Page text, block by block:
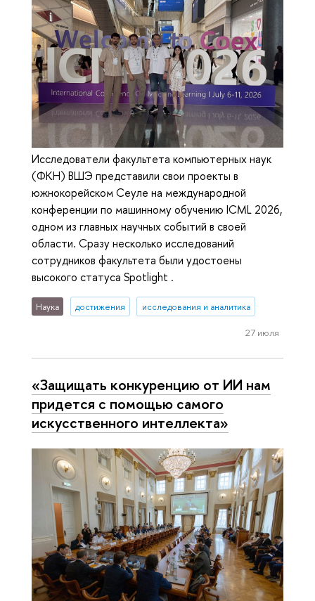
Исследователи факультета компьютерных наук
(ФКН) ВШЭ представили свои проекты в
южнокорейском Сеуле на международной
конференции по машинному обучению ICML 2026,
одном из главных научных событий в своей
области. Сразу несколько исследований
сотрудников факультета были удостоены
высокого статуса Spotlight .
Наука достижения исследования и аналитика
27 июля
«Защищать конкуренцию от ИИ нам
придется с помощью самого
искусственного интеллекта»